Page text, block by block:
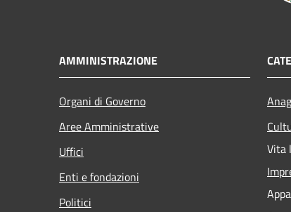
AMMINISTRAZIONE
Organi di Governo
Aree Amministrative
Uffici
Enti e fondazioni
Politici
Vita